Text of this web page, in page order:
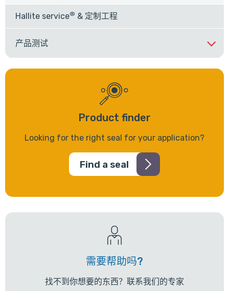
Hallite service® & 定制工程
产品测试
Product finder
Looking for the right seal for your application?
Find a seal
需要帮助吗?
找不到你想要的东西？联系我们的专家